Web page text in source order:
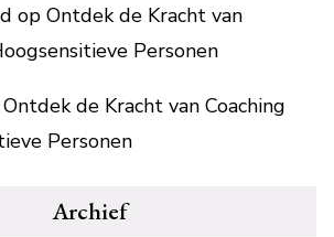
op Ontdek de Kracht van
Personen
Ontdek de Kracht van Coaching
Personen
Archief